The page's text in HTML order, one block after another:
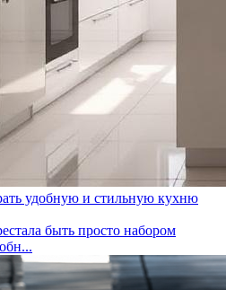
удобную и стильную кухню
быть просто набором